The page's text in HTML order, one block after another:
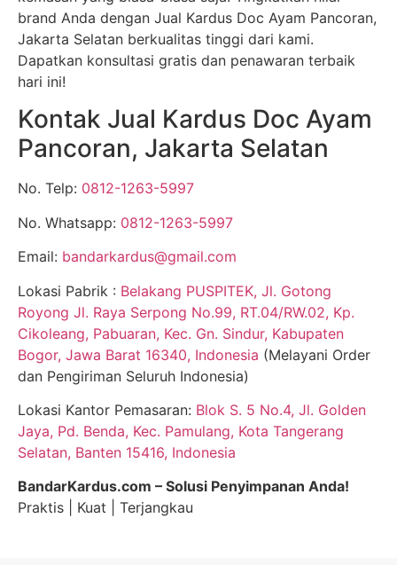
brand Anda dengan Jual Kardus Doc Ayam Pancoran,
Jakarta Selatan berkualitas tinggi dari kami.
Dapatkan konsultasi gratis dan penawaran terbaik
hari ini!
Kontak Jual Kardus Doc Ayam
Pancoran, Jakarta Selatan
No. Telp: 0812-1263-5997
No. Whatsapp: 0812-1263-5997
Email: bandarkardus@gmail.com
Lokasi Pabrik : Belakang PUSPITEK, Jl. Gotong
Royong Jl. Raya Serpong No.99, RT.04/RW.02, Kp.
Cikoleang, Pabuaran, Kec. Gn. Sindur, Kabupaten
Bogor, Jawa Barat 16340, Indonesia (Melayani Order
dan Pengiriman Seluruh Indonesia)
Lokasi Kantor Pemasaran: Blok S. 5 No.4, Jl. Golden
Jaya, Pd. Benda, Kec. Pamulang, Kota Tangerang
Selatan, Banten 15416, Indonesia
BandarKardus.com – Solusi Penyimpanan Anda!
Praktis | Kuat | Terjangkau